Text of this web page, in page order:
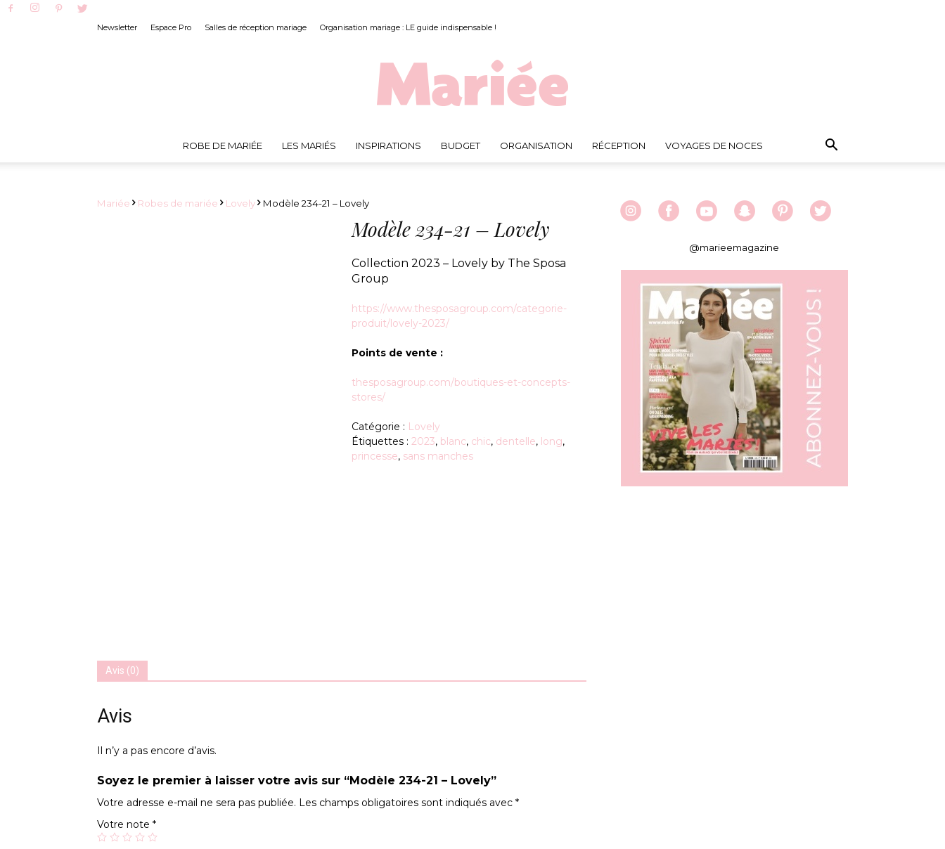
Newsletter Espace Pro Salles de réception mariage Organisation mariage : LE guide indispensable !
ROBE DE MARIÉE LES MARIÉS INSPIRATIONS BUDGET ORGANISATION RÉCEPTION VOYAGES DE NOCES
Mariée Robes de mariée Lovely Modèle 234-21 – Lovely
Modèle 234-21 – Lovely
Collection 2023 – Lovely by The Sposa
Group
https://www.thesposagroup.com/categorie-
produit/lovely-2023/
Points de vente :
thesposagroup.com/boutiques-et-concepts-
stores/
Catégorie : Lovely
Étiquettes : 2023, blanc, chic, dentelle, long,
princesse, sans manches
Avis (0)
Avis
Il n’y a pas encore d’avis.
Soyez le premier à laisser votre avis sur “Modèle 234-21 – Lovely”
Votre adresse e-mail ne sera pas publiée. Les champs obligatoires sont indiqués avec *
Votre note *
@marieemagazine